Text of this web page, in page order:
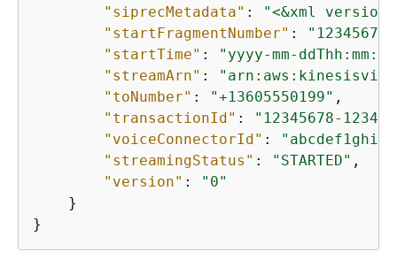
"siprecMetadata" :
"<&xml
"startFragmentNumber" :
"startTime" :
"yyyy-mm-
"streamArn" :
"toNumber" : "+13605550199" ,
"transactionId" :
"12345678-1234-
"voiceConnectorId" :
"streamingStatus" : "STARTED" ,
"version" :
"0"
    }
}